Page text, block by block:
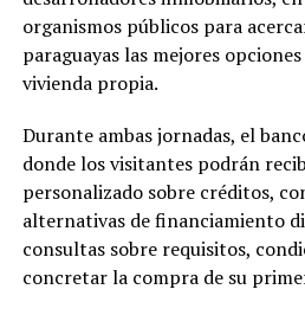
organismos públicos para
paraguayas las mejores
vivienda propia.
Durante ambas jornadas, el
donde los visitantes podrán
personalizado sobre créditos,
alternativas de financiamiento
consultas sobre requisitos,
concretar la compra de su